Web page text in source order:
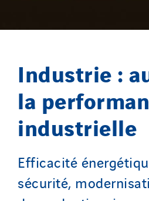
Industrie :
la
industrielle
Efficacité
sécurité,